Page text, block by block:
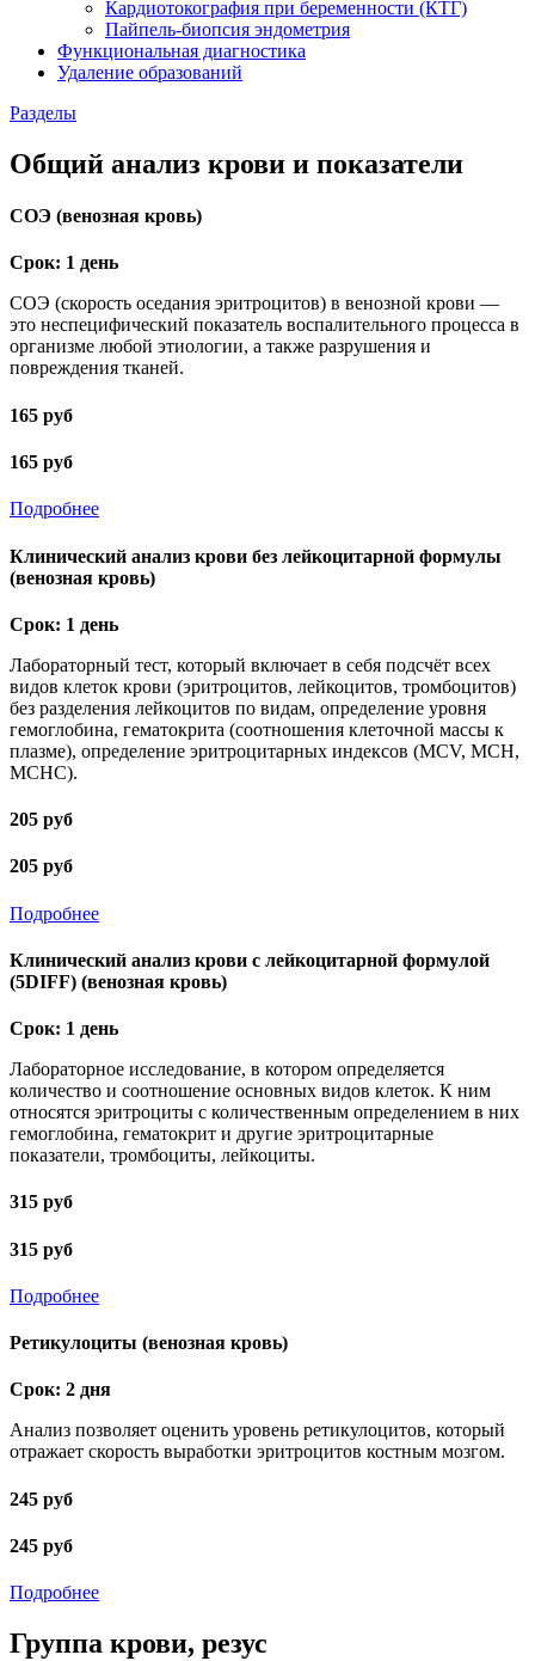
Кардиотокография при беременности (КТГ)
Пайпель-биопсия эндометрия
Функциональная диагностика
Удаление образований
Разделы
Общий анализ крови и показатели
СОЭ (венозная кровь)
Срок: 1 день
СОЭ (скорость оседания эритроцитов) в венозной крови —
это неспецифический показатель воспалительного процесса в
организме любой этиологии, а также разрушения и
повреждения тканей.
165 руб
165 руб
Подробнее
Клинический анализ крови без лейкоцитарной формулы
(венозная кровь)
Срок: 1 день
Лабораторный тест, который включает в себя подсчёт всех
видов клеток крови (эритроцитов, лейкоцитов, тромбоцитов)
без разделения лейкоцитов по видам, определение уровня
гемоглобина, гематокрита (соотношения клеточной массы к
плазме), определение эритроцитарных индексов (MCV, MCH,
MCHC).
205 руб
205 руб
Подробнее
Клинический анализ крови с лейкоцитарной формулой
(5DIFF) (венозная кровь)
Срок: 1 день
Лабораторное исследование, в котором определяется
количество и соотношение основных видов клеток. К ним
относятся эритроциты с количественным определением в них
гемоглобина, гематокрит и другие эритроцитарные
показатели, тромбоциты, лейкоциты.
315 руб
315 руб
Подробнее
Ретикулоциты (венозная кровь)
Срок: 2 дня
Анализ позволяет оценить уровень ретикулоцитов, который
отражает скорость выработки эритроцитов костным мозгом.
245 руб
245 руб
Подробнее
Группа крови, резус